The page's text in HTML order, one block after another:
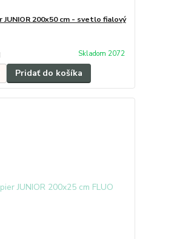
JUNIOR 200x50 cm - svetlo fialový
Skladom 2072
Pridať do košíka